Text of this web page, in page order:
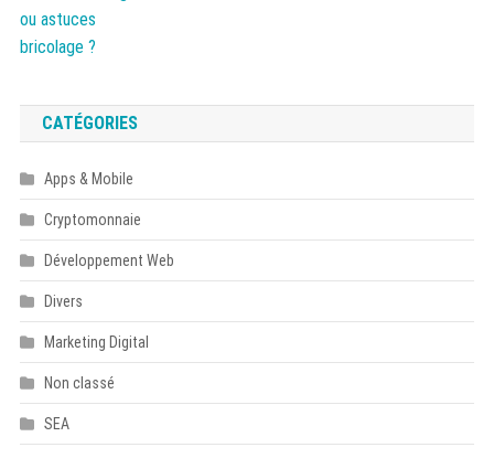
CATÉGORIES
Apps & Mobile
Cryptomonnaie
Développement Web
Divers
Marketing Digital
Non classé
SEA